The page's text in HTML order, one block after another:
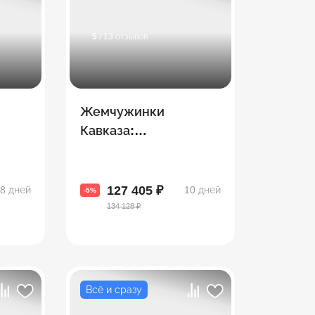
8 дней
5 / 13 отзывов
Жемчужинки
Кавказа:
-5% 127 405 ₽
134 128 ₽
10 дней
Всё и сразу